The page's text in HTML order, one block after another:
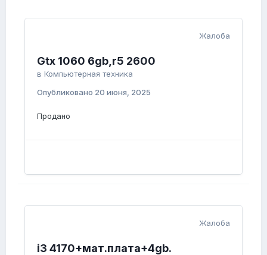
Жалоба
Gtx 1060 6gb,r5 2600
в Компьютерная техника
Опубликовано 20 июня, 2025
Продано
Жалоба
i3 4170+мат.плата+4gb.